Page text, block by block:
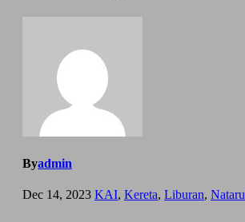
Byadmin
Dec 14, 2023 KAI, Kereta, Liburan,